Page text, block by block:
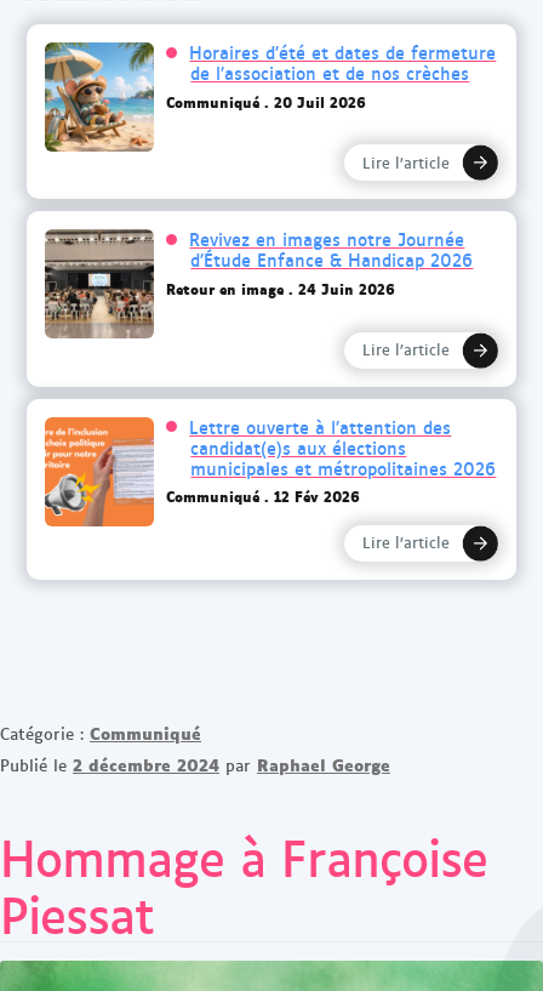
Horaires d’été et dates de fermeture
de l’association et de nos crèches
Communiqué 20 Juil 2026
Lire l’article
Revivez en images notre Journée
d’Étude Enfance & Handicap 2026
Retour en image 24 Juin 2026
Lire l’article
Lettre ouverte à l’attention des
candidat(e)s aux élections
municipales et métropolitaines 2026
Communiqué 12 Fév 2026
Lire l’article
Catégorie : Communiqué
Publié le 2 décembre 2024 par Raphael George
Hommage à Françoise
Piessat